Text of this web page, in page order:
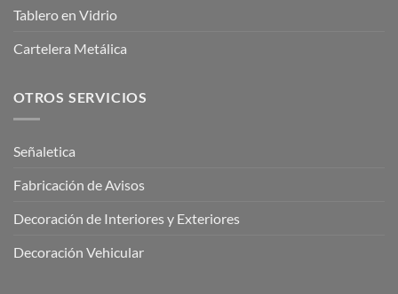
Tablero en Vidrio
Cartelera Metálica
OTROS SERVICIOS
Señaletica
Fabricación de Avisos
Decoración de Interiores y Exteriores
Decoración Vehicular